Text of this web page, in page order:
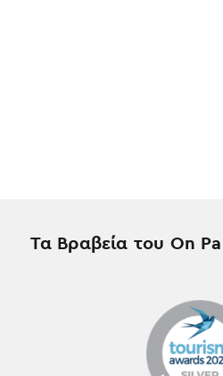
Τα Βραβεία του On